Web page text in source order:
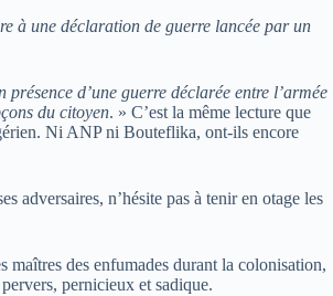
à une déclaration de guerre lancée par un
présence d’une guerre déclarée entre l’armée
du citoyen. » C’est la même lecture que
Ni ANP ni Bouteflika, ont-ils encore
adversaires, n’hésite pas à tenir en otage les
maîtres des enfumades durant la colonisation,
pernicieux et sadique.